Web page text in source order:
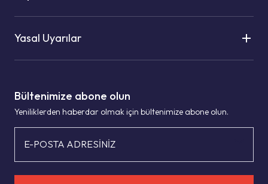
Bültenimize abone olun
Yeniliklerden haberdar olmak için bültenimize abone olun.
E-POSTA ADRESİNİZ
Yasal Uyarılar